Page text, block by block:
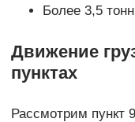
Более 3,5
Движение
пунктах
Рассмотрим пункт